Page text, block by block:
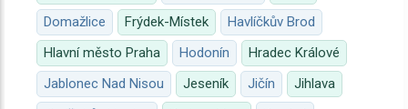
Domažlice
Frýdek-Místek
Havlíčkův Brod
Hlavní město Praha
Hodonín
Hradec Králové
Jablonec Nad Nisou
Jeseník Jičín
Jihlava